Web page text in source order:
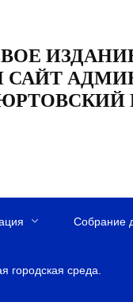
Собрание
городская среда.